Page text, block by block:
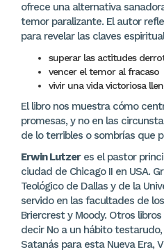
ofrece una alternativa
temor paralizante. El autor
para revelar las claves
superar las actitudes
vencer el temor al fracaso
vivir una vida victoriosa
El libro nos muestra cómo
promesas, y no en las
de lo terribles o sombrías que
Erwin Lutzeres el pastor
ciudad de Chicago II en USA.
Teológico de Dallas y de la
servido en las facultades de
Briercrest y Moody. Otros
decir No a un hábito
Satanás para esta Nueva Era,